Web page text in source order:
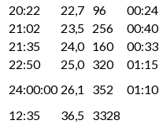
20:22
22,7 96 00:24
21:02
23,5 256 00:40
21:35
24,0 160 00:33
22:50
25,0 320 01:15
24:00:00 26,1 352 01:10
12:35
36,5 3328